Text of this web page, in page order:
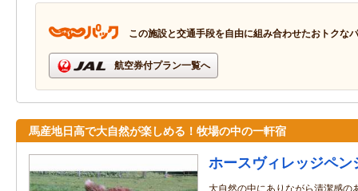
この施設と交通手段を自由に組み合わせたおトクな
航空券付プラン一覧へ
馬産地日高で大自然が楽しめる！牧場の中の一軒宿
ホースヴィレッジペン
大自然の中にありながら清潔感の